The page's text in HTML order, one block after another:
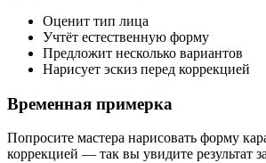
Оценит тип лица
Учтёт естественную форму
Предложит несколько вариантов
Нарисует эскиз перед коррекцией
Временная примерка
Попросите мастера нарисовать форму
коррекцией — так вы увидите результат